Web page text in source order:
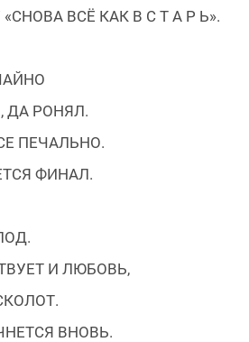
ВСЁ КАК В С Т А Р Ь».
ДА РОНЯЛ.
ПЕЧАЛЬНО.
ФИНАЛ.
И ЛЮБОВЬ,
ВНОВЬ.